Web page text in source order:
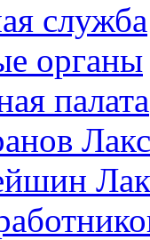
служба
органы
палата